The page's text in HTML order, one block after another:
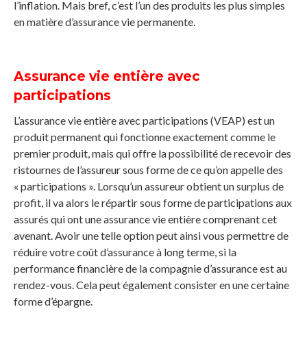
l’inflation. Mais bref, c’est l’un des produits les plus simples
en matière d’assurance vie permanente.
Assurance vie entière avec
participations
L’assurance vie entière avec participations (VEAP) est un
produit permanent qui fonctionne exactement comme le
premier produit, mais qui offre la possibilité de recevoir des
ristournes de l’assureur sous forme de ce qu’on appelle des
« participations ». Lorsqu’un assureur obtient un surplus de
profit, il va alors le répartir sous forme de participations aux
assurés qui ont une assurance vie entière comprenant cet
avenant. Avoir une telle option peut ainsi vous permettre de
réduire votre coût d’assurance à long terme, si la
performance financière de la compagnie d’assurance est au
rendez-vous. Cela peut également consister en une certaine
forme d’épargne.